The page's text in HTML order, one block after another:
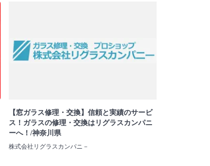
【窓ガラス修理・交換】信頼と実績のサービ
ス！ガラスの修理・交換はリグラスカンパニ
ーへ！/神奈川県
株式会社リグラスカンパニ－